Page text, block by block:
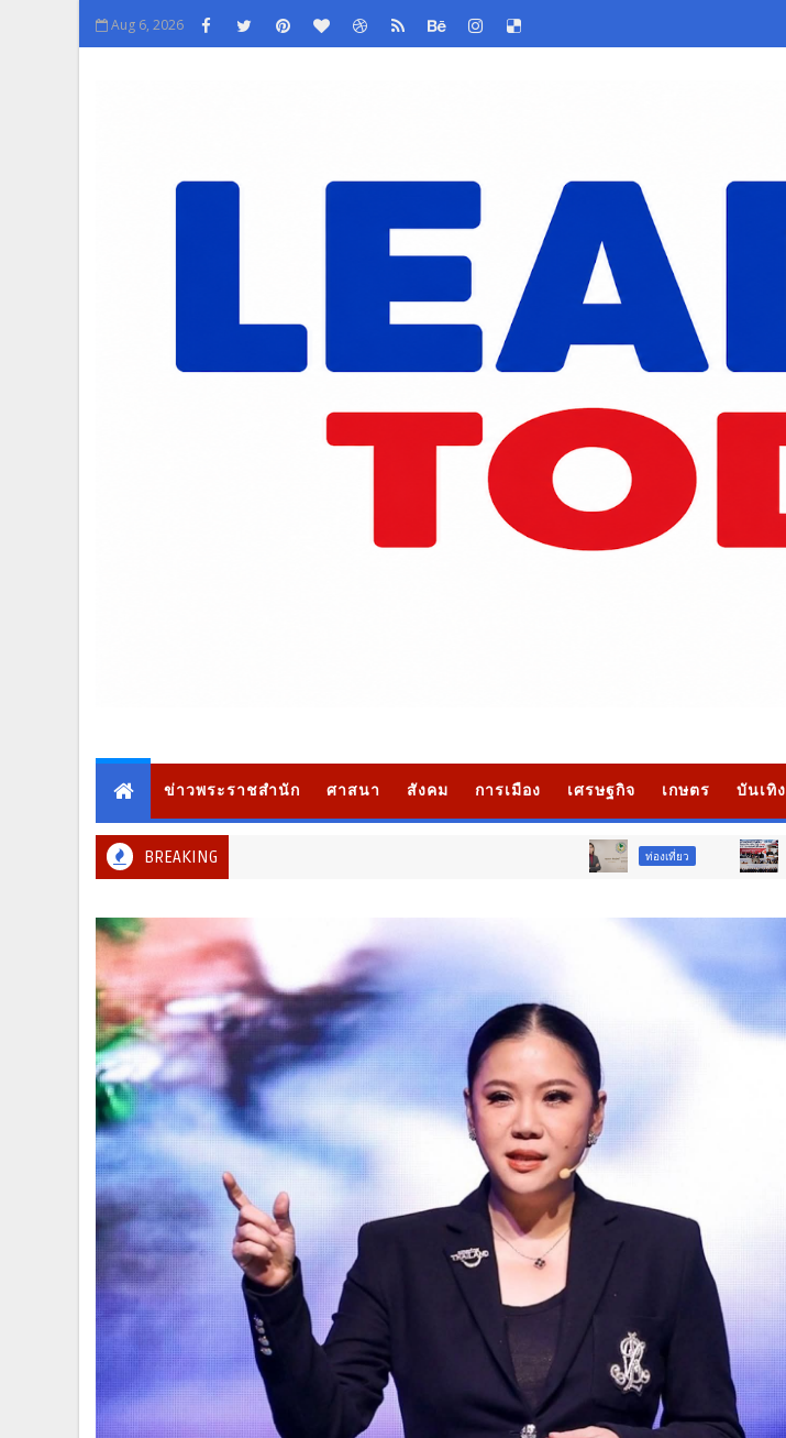
Aug 6, 2026
ข่าวพระราชสำนัก ศาสนา สังคม การเมือง เศรษฐกิจ เกษตร บันเทิง
BREAKING